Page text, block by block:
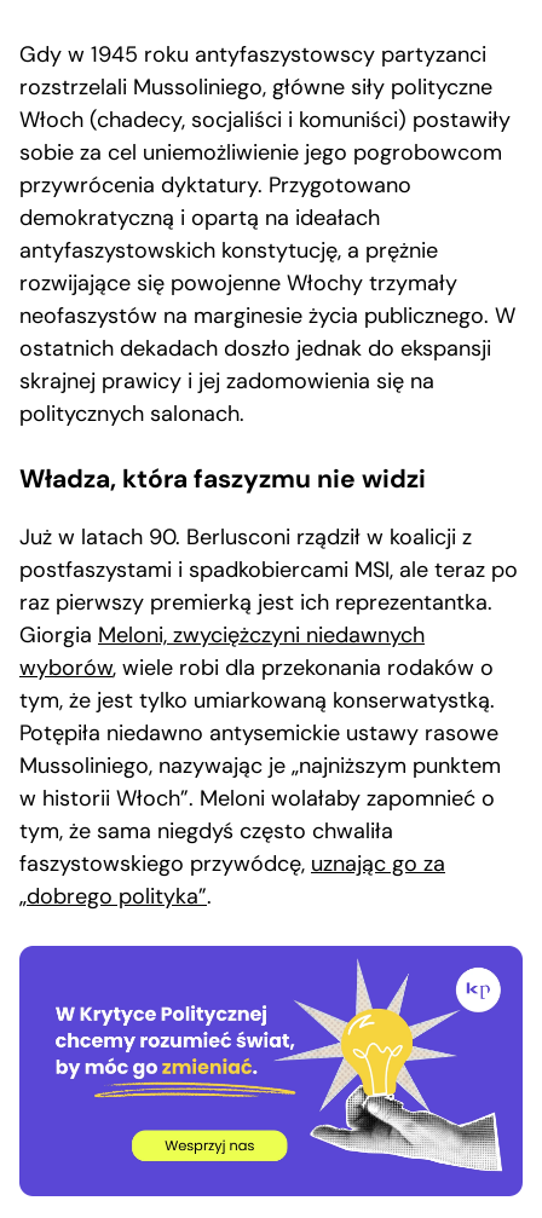
Gdy w 1945 roku antyfaszystowscy partyzanci
rozstrzelali Mussoliniego, główne siły polityczne
Włoch (chadecy, socjaliści i komuniści) postawiły
sobie za cel uniemożliwienie jego pogrobowcom
przywrócenia dyktatury. Przygotowano
demokratyczną i opartą na ideałach
antyfaszystowskich konstytucję, a prężnie
rozwijające się powojenne Włochy trzymały
neofaszystów na marginesie życia publicznego. W
ostatnich dekadach doszło jednak do ekspansji
skrajnej prawicy i jej zadomowienia się na
politycznych salonach.
Władza, która faszyzmu nie widzi
Już w latach 90. Berlusconi rządził w koalicji z
postfaszystami i spadkobiercami MSI, ale teraz po
raz pierwszy premierką jest ich reprezentantka.
Giorgia Meloni, zwyciężczyni niedawnych
wyborów, wiele robi dla przekonania rodaków o
tym, że jest tylko umiarkowaną konserwatystką.
Potępiła niedawno antysemickie ustawy rasowe
Mussoliniego, nazywając je „najniższym punktem
w historii Włoch”. Meloni wolałaby zapomnieć o
tym, że sama niegdyś często chwaliła
faszystowskiego przywódcę, uznając go za
„dobrego polityka”.